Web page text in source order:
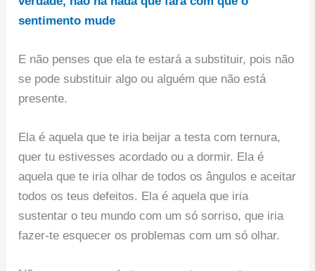
sentimento mude
E não penses que ela te estará a substituir, pois não
se pode substituir algo ou alguém que não está
presente.
Ela é aquela que te iria beijar a testa com ternura,
quer tu estivesses acordado ou a dormir. Ela é
aquela que te iria olhar de todos os ângulos e aceitar
todos os teus defeitos. Ela é aquela que iria
sustentar o teu mundo com um só sorriso, que iria
fazer-te esquecer os problemas com um só olhar.